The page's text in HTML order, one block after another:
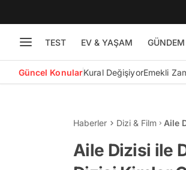
TEST EV & YAŞAM GÜNDEM
Güncel KonularKural DeğişiyorEmekli
Haberler Dizi & Film
Aile
Aile Dizisi ile